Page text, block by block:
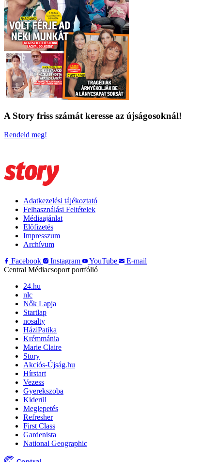
A Story friss számát keresse az újságosoknál!
Rendeld meg!
Adatkezelési tájékoztató
Felhasználási Feltételek
Médiaajánlat
Előfizetés
Impresszum
Archívum
Facebook
Instagram YouTube
E-mail
Central Médiacsoport portfólió
24.hu
nlc
Nők Lapja
Startlap
nosalty
HáziPatika
Krémmánia
Marie Claire
Story
Akciós-Újság.hu
Hírstart
Vezess
Gyerekszoba
Kiderül
Meglepetés
Refresher
First Class
Gardenista
National Geographic